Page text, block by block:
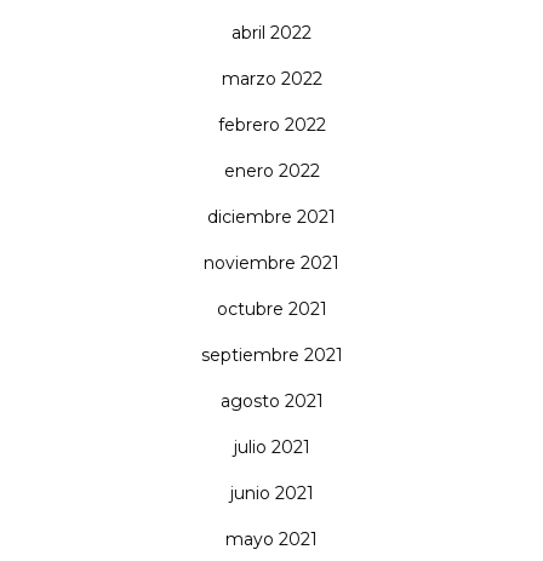
abril 2022
marzo 2022
febrero 2022
enero 2022
diciembre 2021
noviembre 2021
octubre 2021
septiembre 2021
agosto 2021
julio 2021
junio 2021
mayo 2021